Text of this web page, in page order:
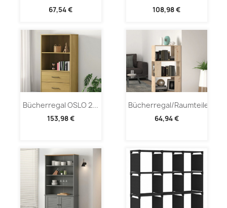
67,54 € 108,98 €
Bücherregal OSLO 2...
153,98 €
Bücherregal/Raumteiler...
64,94 €